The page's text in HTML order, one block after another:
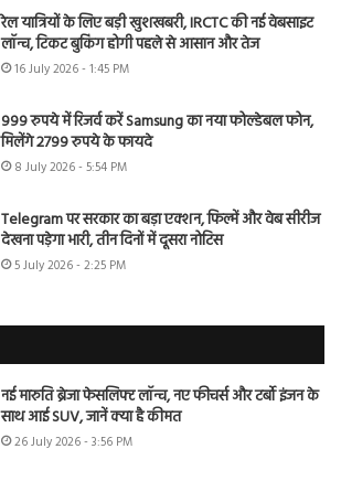
रेल यात्रियों के लिए बड़ी खुशखबरी, IRCTC की नई वेबसाइट
लॉन्च, टिकट बुकिंग होगी पहले से आसान और तेज
16 July 2026 - 1:45 PM
999 रुपये में रिजर्व करें Samsung का नया फोल्डेबल फोन,
मिलेंगे 2799 रुपये के फायदे
8 July 2026 - 5:54 PM
Telegram पर सरकार का बड़ा एक्शन, फिल्में और वेब सीरीज
देखना पड़ेगा भारी, तीन दिनों में दूसरा नोटिस
5 July 2026 - 2:25 PM
नई मारुति ब्रेजा फेसलिफ्ट लॉन्च, नए फीचर्स और टर्बो इंजन के
साथ आई SUV, जानें क्या है कीमत
26 July 2026 - 3:56 PM